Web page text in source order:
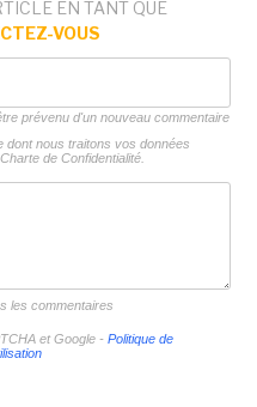
EN TANT QUE
VOUS
prévenu d'un nouveau commentaire
dont nous traitons vos données
Charte de Confidentialité.
les commentaires
et Google - Politique de